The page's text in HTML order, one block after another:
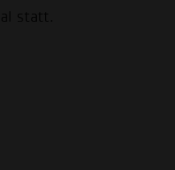
statt.